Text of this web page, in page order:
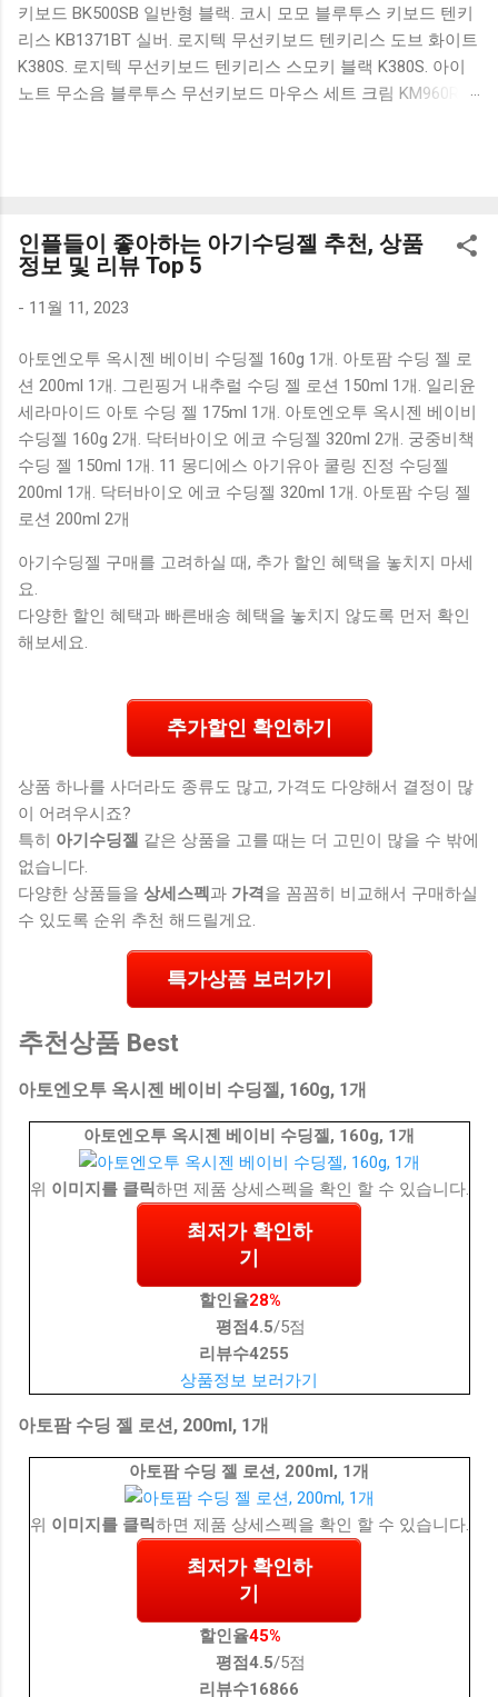
키보드 BK500SB 일반형 블랙. 코시 모모 블루투스 키보드 텐키
리스 KB1371BT 실버. 로지텍 무선키보드 텐키리스 도브 화이트
K380S. 로지텍 무선키보드 텐키리스 스모키 블랙 K380S. 아이
노트 무소음 블루투스 무선키보드 마우스 세트 크림 KM960RB
혜택을 놓치지 마세요. 다양한 할인 혜택과 빠른배송 혜택을 놓
치지 않도록 먼저 확인해보세요. 추가할인 확인하기 상품 하나
를 사더라도 종류도 많고, 가격도 다양해서 결정이 많이 어려우
많을 수 밖에 없습니다. 다양한 상품들을 상세스펙 과 가격 을
꼼꼼히 비교해서 구매하실 수 있도록 순위 추천 해드릴게요. 특
가상품 보러가기 추천상품 Best 유니콘 멀티페어링 스마트폰
태블릿 거치형 저소음 블루투스 키보드, BK-500SB, 일반형, 블
랙 유니콘 멀티페어링 스마트폰 태...
인플들이 좋아하는 아기수딩젤 추천, 상품
정보 및 리뷰 Top 5
- 11월 11, 2023
아토엔오투 옥시젠 베이비 수딩젤 160g 1개. 아토팜 수딩 젤 로
션 200ml 1개. 그린핑거 내추럴 수딩 젤 로션 150ml 1개. 일리윤
세라마이드 아토 수딩 젤 175ml 1개. 아토엔오투 옥시젠 베이비
수딩젤 160g 2개. 닥터바이오 에코 수딩젤 320ml 2개. 궁중비책
수딩 젤 150ml 1개. 11 몽디에스 아기유아 쿨링 진정 수딩젤
200ml 1개. 닥터바이오 에코 수딩젤 320ml 1개. 아토팜 수딩 젤
로션 200ml 2개
아기수딩젤 구매를 고려하실 때, 추가 할인 혜택을 놓치지 마세
요.
다양한 할인 혜택과 빠른배송 혜택을 놓치지 않도록 먼저 확인
해보세요.
추가할인 확인하기
상품 하나를 사더라도 종류도 많고, 가격도 다양해서 결정이 많
이 어려우시죠?
특히 아기수딩젤 같은 상품을 고를 때는 더 고민이 많을 수 밖에
없습니다.
다양한 상품들을 상세스펙 과 가격 을 꼼꼼히 비교해서 구매하실
수 있도록 순위 추천 해드릴게요.
특가상품 보러가기
추천상품 Best
아토엔오투 옥시젠 베이비 수딩젤, 160g, 1개
아토엔오투 옥시젠 베이비 수딩젤, 160g, 1개
위 이미지를 클릭하면 제품 상세스펙을 확인 할 수 있습니다.
최저가 확인하
기
할인율28%
평점4.5/5점
리뷰수4255
상품정보 보러가기
아토팜 수딩 젤 로션, 200ml, 1개
아토팜 수딩 젤 로션, 200ml, 1개
위 이미지를 클릭하면 제품 상세스펙을 확인 할 수 있습니다.
최저가 확인하
기
할인율45%
평점4.5/5점
리뷰수16866